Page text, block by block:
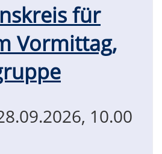
für
Vormittag,
10.00